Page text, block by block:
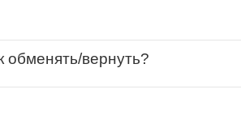
обменять/вернуть?